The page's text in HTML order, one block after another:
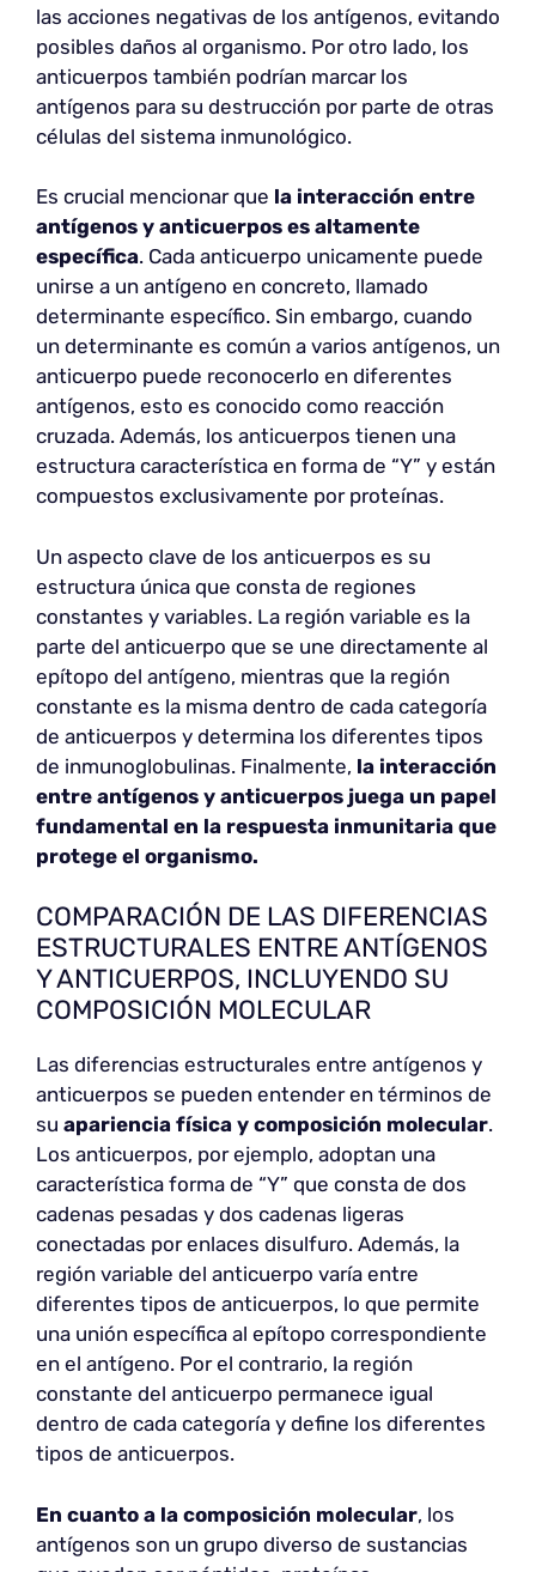
las acciones negativas de los antígenos, evitando
posibles daños al organismo. Por otro lado, los
anticuerpos también podrían marcar los
antígenos para su destrucción por parte de otras
células del sistema inmunológico.
Es crucial mencionar que la interacción entre
antígenos y anticuerpos es altamente
específica. Cada anticuerpo unicamente puede
unirse a un antígeno en concreto, llamado
determinante específico. Sin embargo, cuando
un determinante es común a varios antígenos, un
anticuerpo puede reconocerlo en diferentes
antígenos, esto es conocido como reacción
cruzada. Además, los anticuerpos tienen una
estructura característica en forma de “Y” y están
compuestos exclusivamente por proteínas.
Un aspecto clave de los anticuerpos es su
estructura única que consta de regiones
constantes y variables. La región variable es la
parte del anticuerpo que se une directamente al
epítopo del antígeno, mientras que la región
constante es la misma dentro de cada categoría
de anticuerpos y determina los diferentes tipos
de inmunoglobulinas. Finalmente, la interacción
entre antígenos y anticuerpos juega un papel
fundamental en la respuesta inmunitaria que
protege el organismo.
COMPARACIÓN DE LAS DIFERENCIAS
ESTRUCTURALES ENTRE ANTÍGENOS
Y ANTICUERPOS, INCLUYENDO SU
COMPOSICIÓN MOLECULAR
Las diferencias estructurales entre antígenos y
anticuerpos se pueden entender en términos de
su apariencia física y composición molecular.
Los anticuerpos, por ejemplo, adoptan una
característica forma de “Y” que consta de dos
cadenas pesadas y dos cadenas ligeras
conectadas por enlaces disulfuro. Además, la
región variable del anticuerpo varía entre
diferentes tipos de anticuerpos, lo que permite
una unión específica al epítopo correspondiente
en el antígeno. Por el contrario, la región
constante del anticuerpo permanece igual
dentro de cada categoría y define los diferentes
tipos de anticuerpos.
En cuanto a la composición molecular, los
antígenos son un grupo diverso de sustancias